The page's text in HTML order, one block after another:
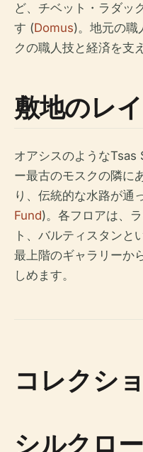
ど、チベット・ラダッ
す (Domus)。地元の職
クの職人技と経済を支
敷地のレ
オアシスのようなTsas
ー最古のモスクの隣に
り、伝統的な水路が通
Fund)。各フロアは、
ト、バルティスタンと
最上階のギャラリーか
しめます。
コレクシ
シルクロ